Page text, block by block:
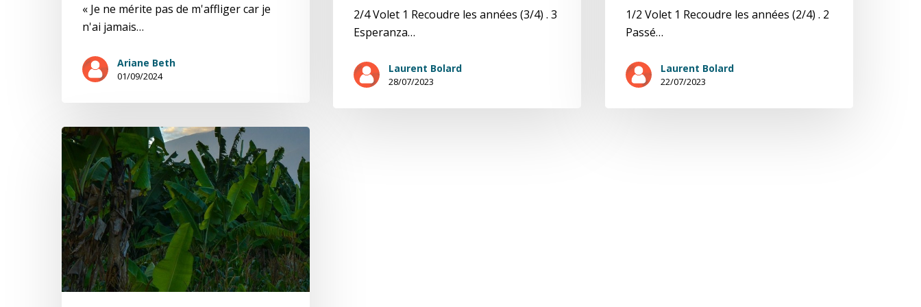
« Je ne mérite pas de m'affliger car je
n'ai jamais…
Ariane Beth
01/09/2024
2/4 Volet 1 Recoudre les années (3/4) . 3
Esperanza…
Laurent Bolard
28/07/2023
1/2 Volet 1 Recoudre les années (2/4) . 2
Passé…
Laurent Bolard
22/07/2023
Rwanda,
prix
à
payer